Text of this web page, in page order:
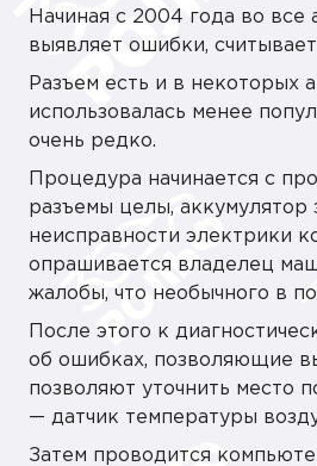
Начиная с 2004 года во все
выявляет ошибки,
Разъем есть и в некоторых
использовалась менее
очень редко.
Процедура начинается с
разъемы целы, аккумулятор
неисправности электрики
опрашивается владелец
жалобы, что необычного в
После этого к
об ошибках, позволяющие
позволяют уточнить место
— датчик температуры
Затем проводится